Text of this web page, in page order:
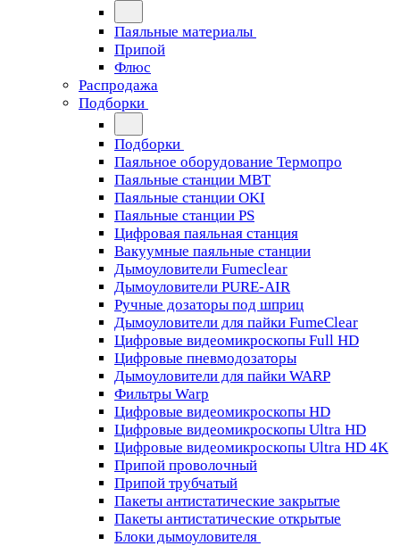
Паяльные материалы
Припой
Флюс
Распродажа
Подборки
Подборки
Паяльное оборудование Термопро
Паяльные станции MBT
Паяльные станции OKI
Паяльные станции PS
Цифровая паяльная станция
Вакуумные паяльные станции
Дымоуловители Fumeclear
Дымоуловители PURE-AIR
Ручные дозаторы под шприц
Дымоуловители для пайки FumeClear
Цифровые видеомикроскопы Full HD
Цифровые пневмодозаторы
Дымоуловители для пайки WARP
Фильтры Warp
Цифровые видеомикроскопы HD
Цифровые видеомикроскопы Ultra HD
Цифровые видеомикроскопы Ultra HD 4K
Припой проволочный
Припой трубчатый
Пакеты антистатические закрытые
Пакеты антистатические открытые
Блоки дымоуловителя